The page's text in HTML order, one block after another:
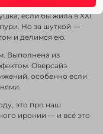
если бы жила в XXI
Но за шуткой —
и делимся ею.
Выполнена из
Оверсайз
особенно если
это про наш
иронии — и всё это